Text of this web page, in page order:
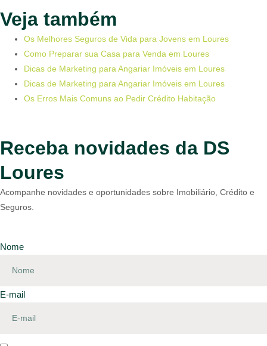
Veja também
Os Melhores Seguros de Vida para Jovens em Loures
Como Preparar sua Casa para Venda em Loures
Dicas de Marketing para Angariar Imóveis em Loures
Dicas de Marketing para Angariar Imóveis em Loures
Os Erros Mais Comuns ao Pedir Crédito Habitação
Receba novidades da DS
Loures
Acompanhe novidades e oportunidades sobre Imobiliário, Crédito e
Seguros.
Nome
E-mail